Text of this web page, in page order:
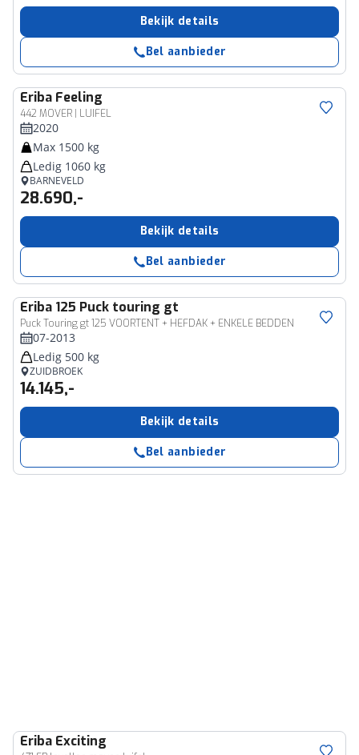
Bekijk details
Bel aanbieder
Eriba Feeling
442 MOVER | LUIFEL
2020
Max 1500 kg
Ledig 1060 kg
BARNEVELD
28.690,-
Bekijk details
Bel aanbieder
Eriba 125 Puck touring gt
Puck Touring gt 125 VOORTENT + HEFDAK + ENKELE BEDDEN
07-2013
Ledig 500 kg
ZUIDBROEK
14.145,-
Bekijk details
Bel aanbieder
Eriba Exciting